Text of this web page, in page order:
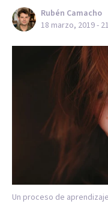
Rubén Camacho
18 marzo, 2019 -
Un proceso de